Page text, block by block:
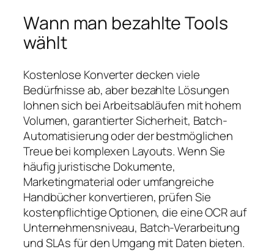
Wann man bezahlte Tools
wählt
Kostenlose Konverter decken viele
Bedürfnisse ab, aber bezahlte Lösungen
lohnen sich bei Arbeitsabläufen mit hohem
Volumen, garantierter Sicherheit, Batch-
Automatisierung oder der bestmöglichen
Treue bei komplexen Layouts. Wenn Sie
häufig juristische Dokumente,
Marketingmaterial oder umfangreiche
Handbücher konvertieren, prüfen Sie
kostenpflichtige Optionen, die eine OCR auf
Unternehmensniveau, Batch-Verarbeitung
und SLAs für den Umgang mit Daten bieten.